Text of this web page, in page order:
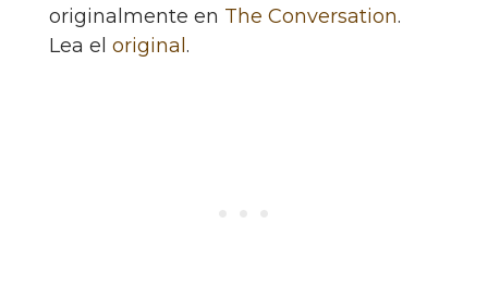
originalmente en The Conversation.
Lea el original.